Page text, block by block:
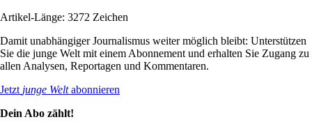
Artikel-Länge: 3272 Zeichen
Damit unabhängiger Journalismus weiter möglich bleibt: Unterstützen
Sie die junge Welt mit einem Abonnement und erhalten Sie Zugang zu
allen Analysen, Reportagen und Kommentaren.
Jetzt junge Weltabonnieren
Dein Abo zählt!